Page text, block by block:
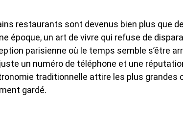
restaurants sont devenus bien plus que
époque, un art de vivre qui refuse de
parisienne où le temps semble s’être
un numéro de téléphone et une
traditionnelle attire les plus
gardé.